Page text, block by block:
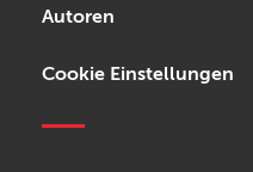
Autoren
Cookie Einstellungen